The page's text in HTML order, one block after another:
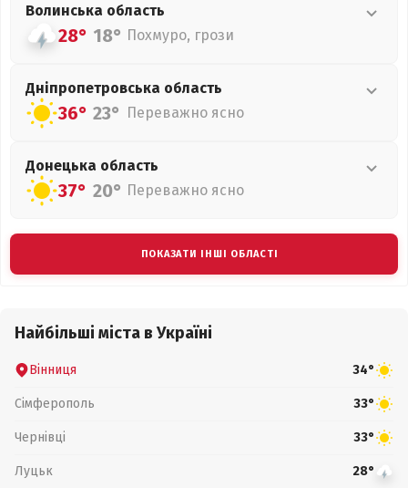
Волинська область
28° 18° Похмуро, грози
Дніпропетровська область
36° 23° Переважно ясно
Донецька область
37° 20° Переважно ясно
ПОКАЗАТИ ІНШІ ОБЛАСТІ
Найбільші міста в Україні
Вінниця 34°
Сімферополь 33°
Чернівці 33°
Луцьк 28°